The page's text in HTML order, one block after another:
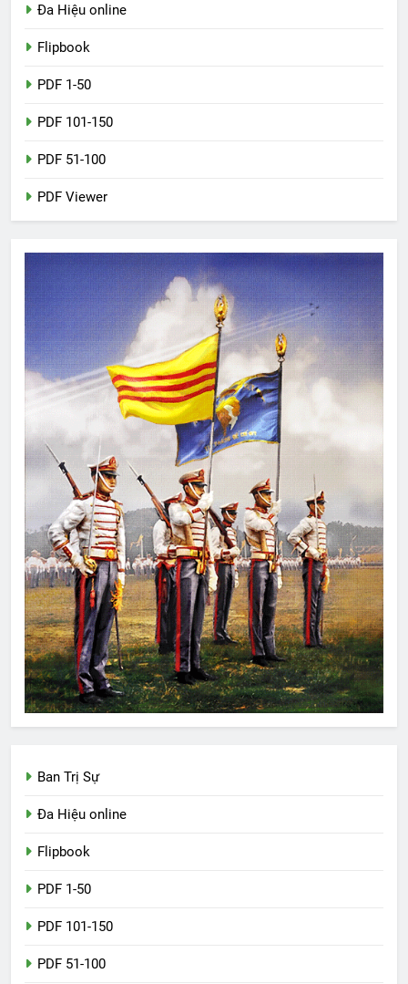
Đa Hiệu online
Flipbook
PDF 1-50
PDF 101-150
PDF 51-100
PDF Viewer
Ban Trị Sự
Đa Hiệu online
Flipbook
PDF 1-50
PDF 101-150
PDF 51-100